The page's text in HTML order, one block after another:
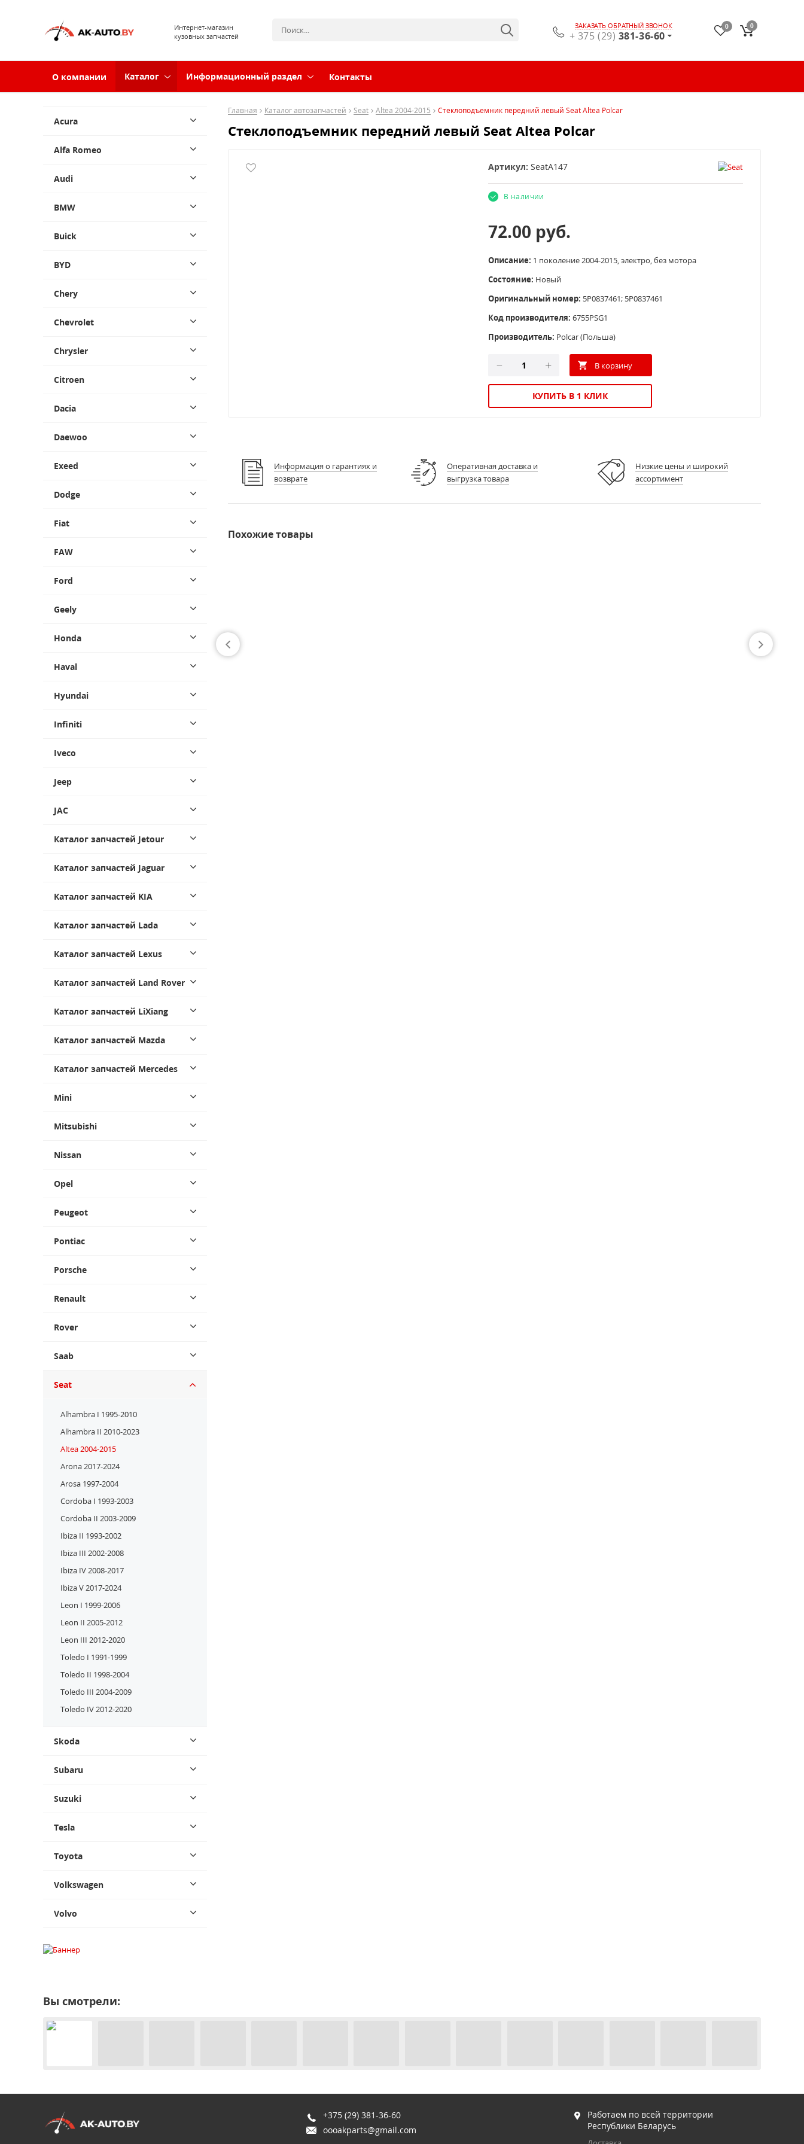
Интернет-магазин
кузовных запчастей
ЗАКАЗАТЬ ОБРАТНЫЙ ЗВОНОК
+ 375 (29) 381-36-60
0 0
О компании Каталог Информационный раздел Контакты
Acura
Alfa Romeo
Audi
BMW
Buick
BYD
Chery
Chevrolet
Chrysler
Citroen
Dacia
Daewoo
Exeed
Dodge
Fiat
FAW
Ford
Geely
Honda
Haval
Hyundai
Infiniti
Iveco
Jeep
JAC
Каталог запчастей Jetour
Каталог запчастей Jaguar
Каталог запчастей KIA
Каталог запчастей Lada
Каталог запчастей Lexus
Каталог запчастей Land Rover
Каталог запчастей LiXiang
Каталог запчастей Mazda
Каталог запчастей Mercedes
Mini
Mitsubishi
Nissan
Opel
Peugeot
Pontiac
Porsche
Renault
Rover
Saab
Seat
Alhambra I 1995-2010
Alhambra II 2010-2023
Altea 2004-2015
Arona 2017-2024
Arosa 1997-2004
Cordoba I 1993-2003
Cordoba II 2003-2009
Ibiza II 1993-2002
Ibiza III 2002-2008
Ibiza IV 2008-2017
Ibiza V 2017-2024
Leon I 1999-2006
Leon II 2005-2012
Leon III 2012-2020
Toledo I 1991-1999
Toledo II 1998-2004
Toledo III 2004-2009
Toledo IV 2012-2020
Skoda
Subaru
Suzuki
Tesla
Toyota
Volkswagen
Volvo
Главная Каталог автозапчастей Seat Altea 2004-2015 Стеклоподъемник передний левый Seat Altea Polcar
Стеклоподъемник передний левый Seat Altea Polcar
Артикул:SeatA147
В наличии
72.00 руб.
Описание: 1 поколение 2004-2015, электро, без мотора
Состояние: Новый
Оригинальный номер: 5P0837461; 5P0837461
Код производителя: 6755PSG1
Производитель: Polcar (Польша)
КУПИТЬ В 1 КЛИК
Информация о гарантиях и
возврате
Оперативная доставка и
выгрузка товара
Низкие цены и широкий
ассортимент
Похожие товары
Вы смотрели:
+375 (29) 381-36-60
oooakparts@gmail.com
Работаем по всей территории
Республики Беларусь